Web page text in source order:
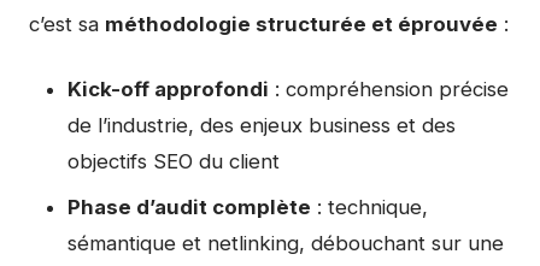
c’est sa méthodologie structurée et éprouvée :
Kick-off approfondi : compréhension précise
de l’industrie, des enjeux business et des
objectifs SEO du client
Phase d’audit complète : technique,
sémantique et netlinking, débouchant sur une